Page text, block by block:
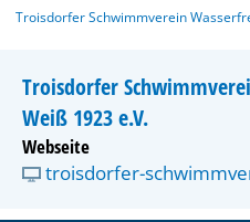
Troisdorfer Schwimmverein
Troisdorfer
Weiß 1923 e.V.
Webseite
troisdorfer-